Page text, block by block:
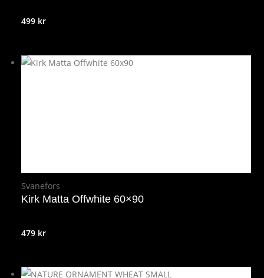
499 kr
Svanefors
Kirk Matta Offwhite 60×90
479 kr